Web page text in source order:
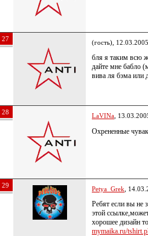
27 (гость),
бля я таким всю
дайте мне бабло
вива ля бэма или
28 LaVINa ,
Охрененные
29 Petya_Grek ,
Ребят если вы не
этой
хорошее дизайн
mymaika.ru/